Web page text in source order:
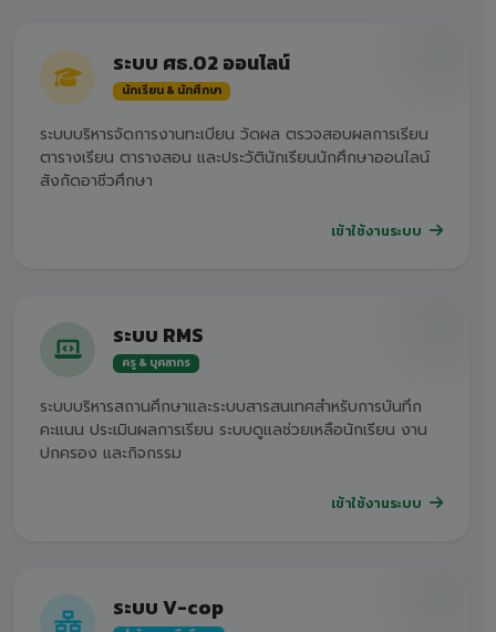
ระบบ ศธ.02 ออนไลน์
นักเรียน & นักศึกษา
ระบบบริหารจัดการงานทะเบียน วัดผล ตรวจสอบผลการเรียน
ตารางเรียน ตารางสอน และประวัตินักเรียนนักศึกษาออนไลน์
สังกัดอาชีวศึกษา
เข้าใช้งานระบบ
ระบบ RMS
ครู & บุคลากร
ระบบบริหารสถานศึกษาและระบบสารสนเทศสำหรับการบันทึก
คะแนน ประเมินผลการเรียน ระบบดูแลช่วยเหลือนักเรียน งาน
ปกครอง และกิจกรรม
เข้าใช้งานระบบ
ระบบ V-cop